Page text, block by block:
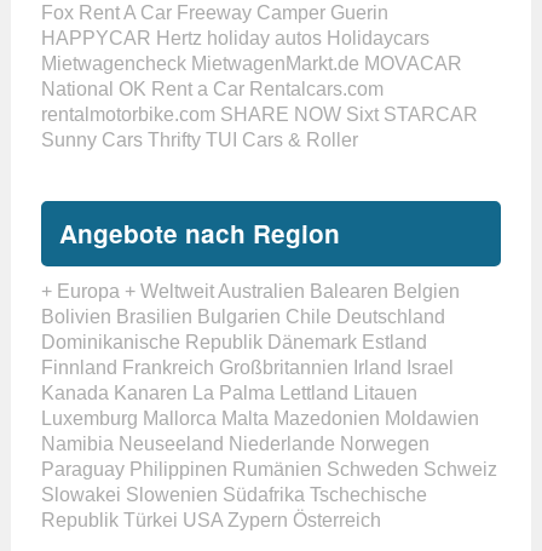
Fox Rent A Car Freeway Camper Guerin
HAPPYCAR Hertz holiday autos Holidaycars
Mietwagencheck MietwagenMarkt.de MOVACAR
National OK Rent a Car Rentalcars.com
rentalmotorbike.com SHARE NOW Sixt STARCAR
Sunny Cars Thrifty TUI Cars & Roller
Angebote nach Region
+ Europa + WeltweitAustralien Balearen Belgien
Bolivien Brasilien Bulgarien Chile Deutschland
Dominikanische Republik Dänemark Estland
Finnland Frankreich Großbritannien Irland
Israel
Kanada Kanaren La Palma Lettland
Litauen
Luxemburg Mallorca Malta Mazedonien Moldawien
Namibia Neuseeland Niederlande Norwegen
Paraguay Philippinen Rumänien Schweden Schweiz
Slowakei Slowenien Südafrika Tschechische
Republik Türkei USA Zypern Österreich